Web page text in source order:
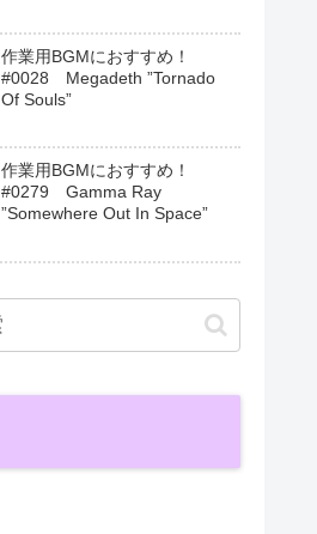
作業用BGMにおすすめ！
#0028 Megadeth ”Tornado
Of Souls”
作業用BGMにおすすめ！
#0279 Gamma Ray
”Somewhere Out In Space”